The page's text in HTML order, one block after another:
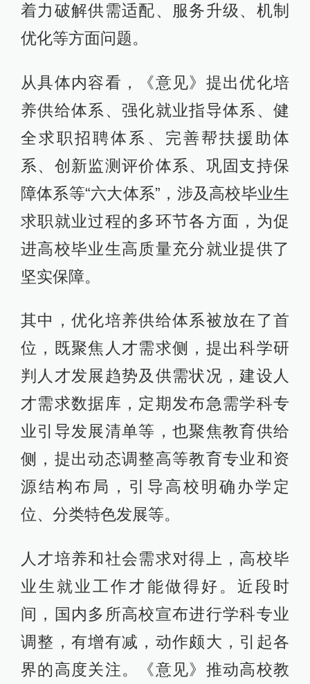
着力破解供需适配、服务升级、机制
优化等方面问题。
从具体内容看，《意见》提出优化培
养供给体系、强化就业指导体系、健
全求职招聘体系、完善帮扶援助体
系、创新监测评价体系、巩固支持保
障体系等“六大体系”，涉及高校毕业生
求职就业过程的多环节各方面，为促
进高校毕业生高质量充分就业提供了
坚实保障。
其中，优化培养供给体系被放在了首
位，既聚焦人才需求侧，提出科学研
判人才发展趋势及供需状况，建设人
才需求数据库，定期发布急需学科专
业引导发展清单等，也聚焦教育供给
侧，提出动态调整高等教育专业和资
源结构布局，引导高校明确办学定
位、分类特色发展等。
人才培养和社会需求对得上，高校毕
业生就业工作才能做得好。近段时
间，国内多所高校宣布进行学科专业
调整，有增有减，动作颇大，引起各
界的高度关注。《意见》推动高校教